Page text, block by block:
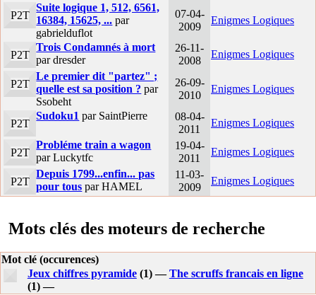
P2T
Suite logique 1, 512, 6561,
16384, 15625, ... par
gabrielduflot
07-04-
2009
Enigmes Logiques
P2T
Trois Condamnés à mort
par dresder
26-11-
2008
Enigmes Logiques
P2T
Le premier dit "partez" ;
quelle est sa position ? par
Ssobeht
26-09-
2010
Enigmes Logiques
P2T
Sudoku1 par SaintPierre
08-04-
2011
Enigmes Logiques
P2T
Probléme train a wagon
par Luckytfc
19-04-
2011
Enigmes Logiques
P2T
Depuis 1799...enfin... pas
pour tous par HAMEL
11-03-
2009
Enigmes Logiques
Mots clés des moteurs de recherche
Mot clé (occurences)
Jeux chiffres pyramide(1) —The scruffs francais en ligne
(1) —